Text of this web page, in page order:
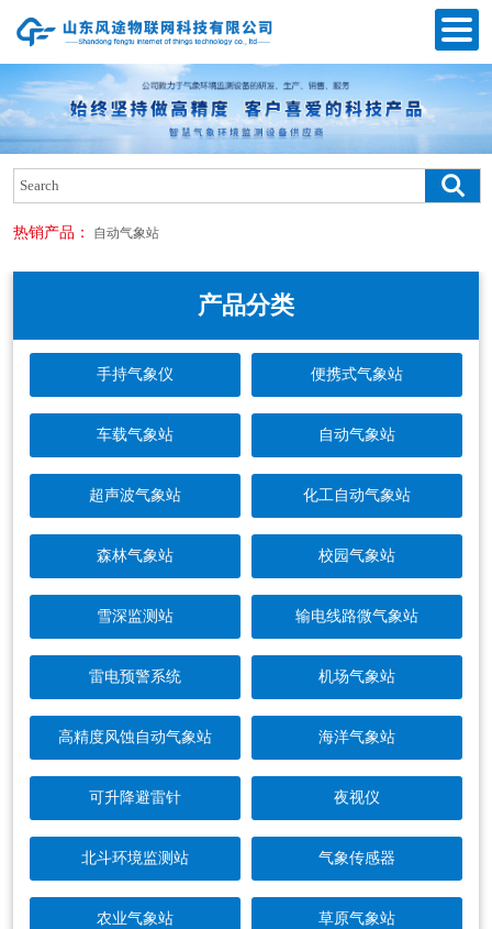
热销产品： 自动气象站
产品分类
手持气象仪 便携式气象站
车载气象站 自动气象站
超声波气象站 化工自动气象站
森林气象站 校园气象站
雪深监测站 输电线路微气象站
雷电预警系统 机场气象站
高精度风蚀自动气象站 海洋气象站
可升降避雷针 夜视仪
北斗环境监测站 气象传感器
农业气象站 草原气象站